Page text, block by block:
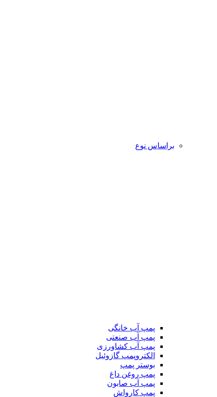
براساس نوع
پمپ آب خانگی
پمپ آب صنعتی
پمپ آب کشاورزی
الکتروپمپ گازوئیل
بوستر پمپ
پمپ روغن داغ
پمپ آب صابون
پمپ کارواش